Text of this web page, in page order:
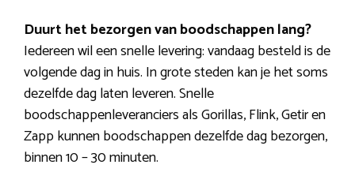
Duurt het bezorgen van boodschappen lang?
Iedereen wil een snelle levering: vandaag besteld is de
volgende dag in huis. In grote steden kan je het soms
dezelfde dag laten leveren. Snelle
boodschappenleveranciers als Gorillas, Flink, Getir en
Zapp kunnen boodschappen dezelfde dag bezorgen,
binnen 10 – 30 minuten.